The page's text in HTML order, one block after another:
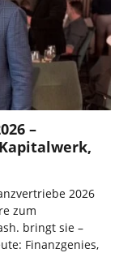
–
2026
zum
bringt sie –
Finanzgenies,